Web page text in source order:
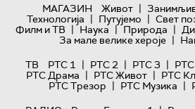
МАГАЗИН
Живот |
Технологијa | Путујемо | Свет
Филм и ТВ | Наука | Природа |
За мале велике хероје |
ТВ
РТС 1 | РТС 2 | РТС 3 |
РТС Драма | РТС Живот | РТС
РТС Трезор | РТС Музика |